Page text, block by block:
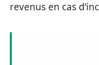
revenus en cas